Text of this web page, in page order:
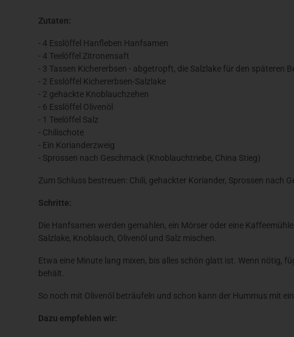
Zutaten:
- 4 Esslöffel Hanfleben Hanfsamen
- 4 Teelöffel Zitronensaft
- 3 Tassen Kichererbsen - abgetropft, die Salzlake für den späteren
- 2 Esslöffel Kichererbsen-Salzlake
- 2 gehackte Knoblauchzehen
- 6 Esslöffel Olivenöl
- 1 Teelöffel Salz
- Chilischote
- Ein Korianderzweig
- Sprossen nach Geschmack (Knoblauchtriebe, China Stieg)
Zum Schluss bestreuen: Chili, gehackter Koriander, Sprossen nach
Schritte:
Die Hanfsamen werden gemahlen, ein Mörser oder eine
Salzlake, Knoblauch, Olivenöl und Salz mischen.
Etwa eine Minute lang mixen, bis alles schön glatt ist. Wenn nötig,
behält.
So noch mit Olivenöl beträufeln und schon kann der Hummus mit
Dazu empfehlen wir: